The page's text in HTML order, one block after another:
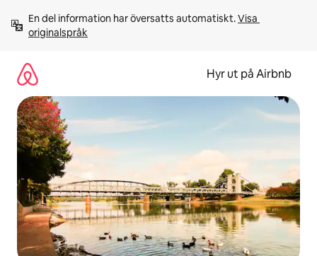
innehåll
En del information har översatts automatiskt. Visa
originalspråk
Hyr ut på Airbnb